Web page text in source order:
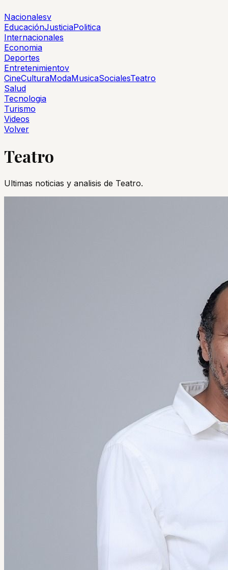
Nacionalesv
EducaciónJusticiaPolitica
Internacionales
Economia
Deportes
Entretenimientov
CineCulturaModaMusicaSocialesTeatro
Salud
Tecnologia
Turismo
Videos
Volver
Teatro
Ultimas noticias y analisis de Teatro.